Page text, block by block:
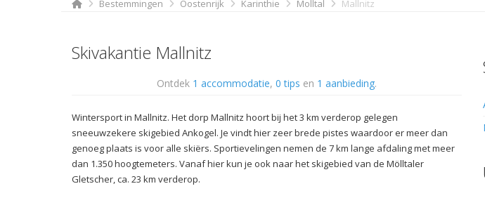
Bestemmingen Oostenrijk Karinthie Molltal Mallnitz
Skivakantie Mallnitz
Ontdek 1 accommodatie, 0 tips en 1 aanbieding.
Wintersport in Mallnitz. Het dorp Mallnitz hoort bij het 3 km verderop gelegen
sneeuwzekere skigebied Ankogel. Je vindt hier zeer brede pistes waardoor er meer dan
genoeg plaats is voor alle skiërs. Sportievelingen nemen de 7 km lange afdaling met meer
dan 1.350 hoogtemeters. Vanaf hier kun je ook naar het skigebied van de Mölltaler
Gletscher, ca. 23 km verderop.